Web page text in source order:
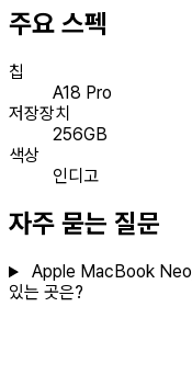
주요 스펙
칩
A18 Pro
저장장치
256GB
색상
인디고
자주 묻는 질문
Apple MacBook
있는 곳은?